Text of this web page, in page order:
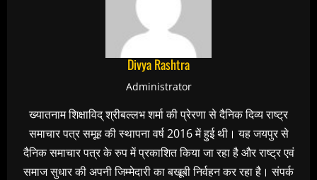
Divya Rashtra
Administrator
ख्यातनाम शिक्षाविद् श्रीबल्लभ शर्मा की प्रेरणा से दैनिक दिव्य राष्ट्र
समाचार पत्र समूह की स्थापना वर्ष 2016 में हुई थी। यह जयपुर से
दैनिक समाचार पत्र के रुप में प्रकाशित किया जा रहा है और राष्ट्र एवं
समाज सुधार की अपनी जिम्मेदारी का बखूबी निर्वहन कर रहा है। संपर्क